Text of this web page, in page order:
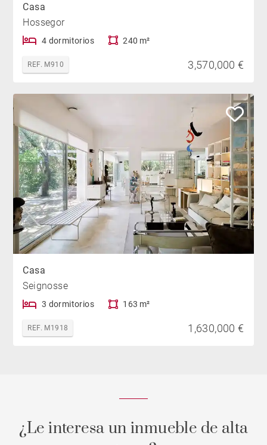
Casa
Hossegor
4 dormitorios 240 m²
REF. M910 3,570,000 €
Casa
Seignosse
3 dormitorios 163 m²
REF. M1918 1,630,000 €
¿Le interesa un inmueble de alta